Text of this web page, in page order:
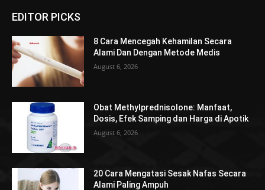
EDITOR PICKS
8 Cara Mencegah Kehamilan Secara
Alami Dan Dengan Metode Medis
August 6, 2026
Obat Methylprednisolone: Manfaat,
Dosis, Efek Samping dan Harga di Apotik
August 6, 2026
20 Cara Mengatasi Sesak Nafas Secara
Alami Paling Ampuh